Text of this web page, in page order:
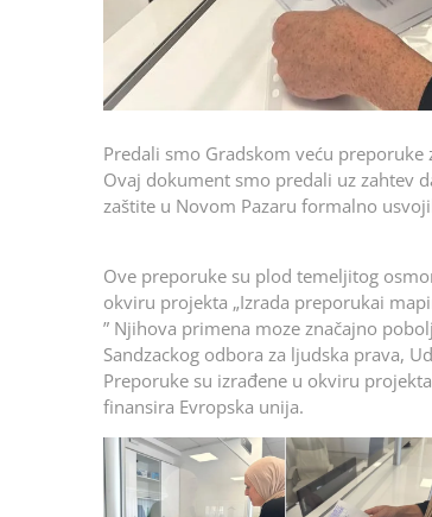
Predali smo Gradskom veću
Ovaj dokument smo predali uz zahtev
zaštite u Novom Pazaru formalno
Ove preporuke su plod temeljitog
okviru projekta „Izrada preporukai
” Njihova primena moze značajno
Sandzackog odbora za ljudska prava,
Preporuke su izrađene u okviru
finansira Evropska unija.